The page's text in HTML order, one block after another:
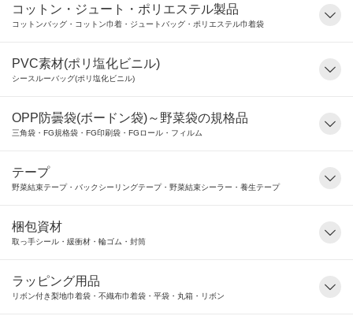
コットン・ジュート・ポリエステル製品
コットンバッグ・コットン巾着・ジュートバッグ・ポリエステル巾着袋
PVC素材(ポリ塩化ビニル)
シースルーバッグ(ポリ塩化ビニル)
OPP防曇袋(ボードン袋)～野菜袋の規格品
三角袋・FG規格袋・FG印刷袋・FGロール・フィルム
テープ
野菜結束テープ・バックシーリングテープ・野菜結束シーラー・養生テープ
梱包資材
取っ手シール・緩衝材・輪ゴム・封筒
ラッピング用品
リボン付き梨地巾着袋・不織布巾着袋・平袋・丸箱・リボン